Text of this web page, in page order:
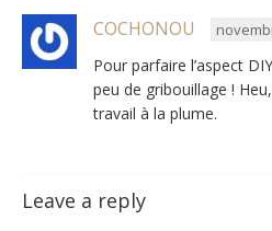
COCHONOU
Pour parfaire l’aspect
peu de gribouillage !
travail à la plume.
Leave a reply